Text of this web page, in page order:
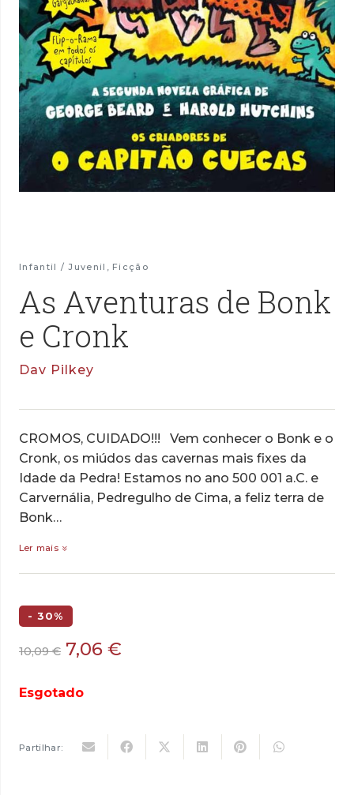
Infantil / Juvenil , Ficção
As Aventuras de Bonk
e Cronk
Dav Pilkey
CROMOS, CUIDADO!!! Vem conhecer o Bonk e o
Cronk, os miúdos das cavernas mais fixes da
Idade da Pedra! Estamos no ano 500 001 a.C. e
Carvernália, Pedregulho de Cima, a feliz terra de
Bonk…
Ler mais
- 30%
10,09€ O
original
7,06 €
Esgotado
Partilhar: